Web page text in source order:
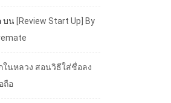
บน [Review Start Up] By
ในหลวง สอนวิธีใส่ชื่อลง
ถือ